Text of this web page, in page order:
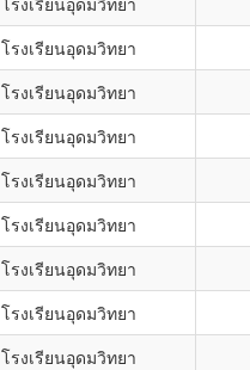
โรงเรียนอุดมวิทยา
โรงเรียนอุดมวิทยา
โรงเรียนอุดมวิทยา
โรงเรียนอุดมวิทยา
โรงเรียนอุดมวิทยา
โรงเรียนอุดมวิทยา
โรงเรียนอุดมวิทยา
โรงเรียนอุดมวิทยา